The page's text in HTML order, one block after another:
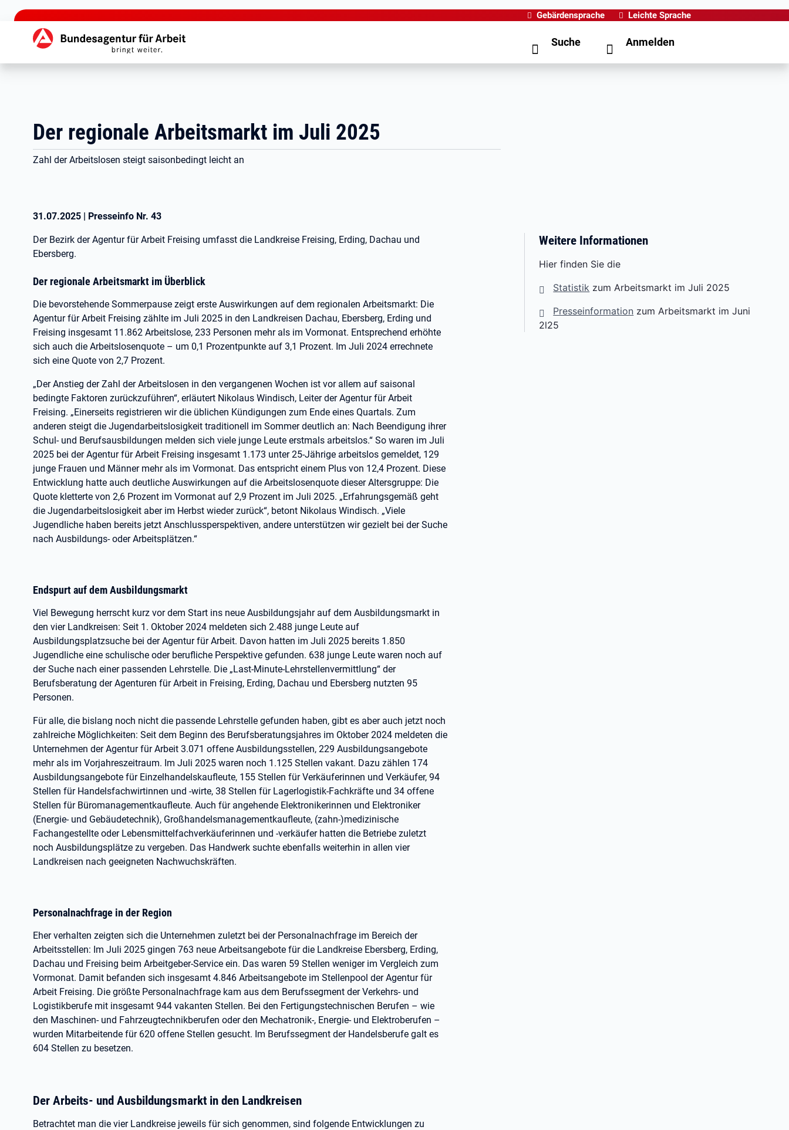
zu den Hauptinhalten springen
Gebärdensprache Leichte Sprache
Hauptnavigation Suche Anmelden
Der regionale Arbeitsmarkt im Juli 2025
Zahl der Arbeitslosen steigt saisonbedingt leicht an
31.07.2025 | Presseinfo Nr. 43
Der Bezirk der Agentur für Arbeit Freising umfasst die Landkreise Freising, Erding, Dachau und
Ebersberg.
Der regionale Arbeitsmarkt im Überblick
Die bevorstehende Sommerpause zeigt erste Auswirkungen auf dem regionalen Arbeitsmarkt: Die
Agentur für Arbeit Freising zählte im Juli 2025 in den Landkreisen Dachau, Ebersberg, Erding und
Freising insgesamt 11.862 Arbeitslose, 233 Personen mehr als im Vormonat. Entsprechend erhöhte
sich auch die Arbeitslosenquote – um 0,1 Prozentpunkte auf 3,1 Prozent. Im Juli 2024 errechnete
sich eine Quote von 2,7 Prozent.
„Der Anstieg der Zahl der Arbeitslosen in den vergangenen Wochen ist vor allem auf saisonal
bedingte Faktoren zurückzuführen“, erläutert Nikolaus Windisch, Leiter der Agentur für Arbeit
Freising. „Einerseits registrieren wir die üblichen Kündigungen zum Ende eines Quartals. Zum
anderen steigt die Jugendarbeitslosigkeit traditionell im Sommer deutlich an: Nach Beendigung ihrer
Schul- und Berufsausbildungen melden sich viele junge Leute erstmals arbeitslos.“ So waren im Juli
2025 bei der Agentur für Arbeit Freising insgesamt 1.173 unter 25-Jährige arbeitslos gemeldet, 129
junge Frauen und Männer mehr als im Vormonat. Das entspricht einem Plus von 12,4 Prozent. Diese
Entwicklung hatte auch deutliche Auswirkungen auf die Arbeitslosenquote dieser Altersgruppe: Die
Quote kletterte von 2,6 Prozent im Vormonat auf 2,9 Prozent im Juli 2025. „Erfahrungsgemäß geht
die Jugendarbeitslosigkeit aber im Herbst wieder zurück“, betont Nikolaus Windisch. „Viele
Jugendliche haben bereits jetzt Anschlussperspektiven, andere unterstützen wir gezielt bei der Suche
nach Ausbildungs- oder Arbeitsplätzen.“
Endspurt auf dem Ausbildungsmarkt
Viel Bewegung herrscht kurz vor dem Start ins neue Ausbildungsjahr auf dem Ausbildungsmarkt in
den vier Landkreisen: Seit 1. Oktober 2024 meldeten sich 2.488 junge Leute auf
Ausbildungsplatzsuche bei der Agentur für Arbeit. Davon hatten im Juli 2025 bereits 1.850
Jugendliche eine schulische oder berufliche Perspektive gefunden. 638 junge Leute waren noch auf
der Suche nach einer passenden Lehrstelle. Die „Last-Minute-Lehrstellenvermittlung“ der
Berufsberatung der Agenturen für Arbeit in Freising, Erding, Dachau und Ebersberg nutzten 95
Personen.
Für alle, die bislang noch nicht die passende Lehrstelle gefunden haben, gibt es aber auch jetzt noch
zahlreiche Möglichkeiten: Seit dem Beginn des Berufsberatungsjahres im Oktober 2024 meldeten die
Unternehmen der Agentur für Arbeit 3.071 offene Ausbildungsstellen, 229 Ausbildungsangebote
mehr als im Vorjahreszeitraum. Im Juli 2025 waren noch 1.125 Stellen vakant. Dazu zählen 174
Ausbildungsangebote für Einzelhandelskaufleute, 155 Stellen für Verkäuferinnen und Verkäufer, 94
Stellen für Handelsfachwirtinnen und -wirte, 38 Stellen für Lagerlogistik-Fachkräfte und 34 offene
Stellen für Büromanagementkaufleute. Auch für angehende Elektronikerinnen und Elektroniker
(Energie- und Gebäudetechnik), Großhandelsmanagementkaufleute, (zahn-)medizinische
Fachangestellte oder Lebensmittelfachverkäuferinnen und -verkäufer hatten die Betriebe zuletzt
noch Ausbildungsplätze zu vergeben. Das Handwerk suchte ebenfalls weiterhin in allen vier
Landkreisen nach geeigneten Nachwuchskräften.
Personalnachfrage in der Region
Eher verhalten zeigten sich die Unternehmen zuletzt bei der Personalnachfrage im Bereich der
Arbeitsstellen: Im Juli 2025 gingen 763 neue Arbeitsangebote für die Landkreise Ebersberg, Erding,
Dachau und Freising beim Arbeitgeber-Service ein. Das waren 59 Stellen weniger im Vergleich zum
Vormonat. Damit befanden sich insgesamt 4.846 Arbeitsangebote im Stellenpool der Agentur für
Arbeit Freising. Die größte Personalnachfrage kam aus dem Berufssegment der Verkehrs- und
Logistikberufe mit insgesamt 944 vakanten Stellen. Bei den Fertigungstechnischen Berufen – wie
den Maschinen- und Fahrzeugtechnikberufen oder den Mechatronik-, Energie- und Elektroberufen –
wurden Mitarbeitende für 620 offene Stellen gesucht. Im Berufssegment der Handelsberufe galt es
604 Stellen zu besetzen.
Der Arbeits- und Ausbildungsmarkt in den Landkreisen
Betrachtet man die vier Landkreise jeweils für sich genommen, sind folgende Entwicklungen zu
Weitere Informationen
Hier finden Sie die
Statistik zum Arbeitsmarkt im Juli 2025
Presseinformation zum Arbeitsmarkt im Juni
2l25